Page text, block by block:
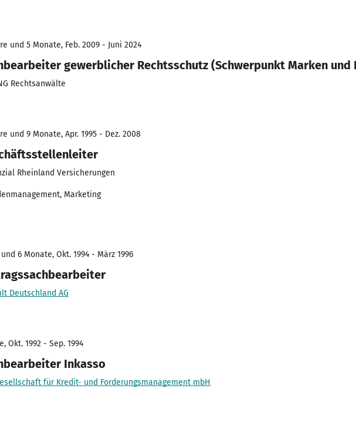
und 5 Monate, Feb. 2009 - Juni 2024
gewerblicher Rechtsschutz (Schwerpunkt Marken und
Rechtsanwälte
und 9 Monate, Apr. 1995 - Dez. 2008
Rheinland Versicherungen
Marketing
und 6 Monate, Okt. 1994 - März 1996
Deutschland AG
Okt. 1992 - Sep. 1994
Inkasso
für Kredit- und Forderungsmanagement mbH